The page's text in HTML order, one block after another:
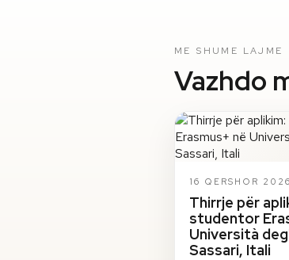
ME SHUME LAJME
Vazhdo
16 QERSHOR 2026
Thirrje për
studentor
Università
Sassari, Itali